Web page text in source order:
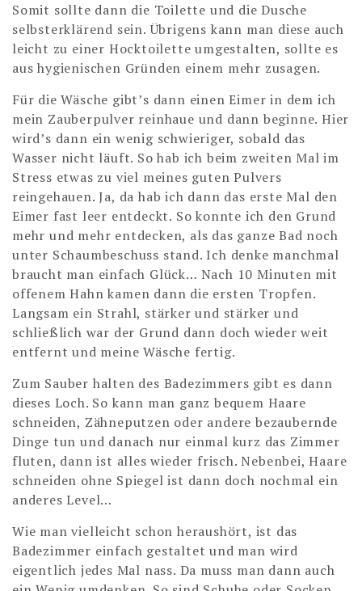
Somit sollte dann die Toilette und die Dusche
selbsterklärend sein. Übrigens kann man diese auch
leicht zu einer Hocktoilette umgestalten, sollte es
aus hygienischen Gründen einem mehr zusagen.
Für die Wäsche gibt’s dann einen Eimer in dem ich
mein Zauberpulver reinhaue und dann beginne. Hier
wird’s dann ein wenig schwieriger, sobald das
Wasser nicht läuft. So hab ich beim zweiten Mal im
Stress etwas zu viel meines guten Pulvers
reingehauen. Ja, da hab ich dann das erste Mal den
Eimer fast leer entdeckt. So konnte ich den Grund
mehr und mehr entdecken, als das ganze Bad noch
unter Schaumbeschuss stand. Ich denke manchmal
braucht man einfach Glück… Nach 10 Minuten mit
offenem Hahn kamen dann die ersten Tropfen.
Langsam ein Strahl, stärker und stärker und
schließlich war der Grund dann doch wieder weit
entfernt und meine Wäsche fertig.
Zum Sauber halten des Badezimmers gibt es dann
dieses Loch. So kann man ganz bequem Haare
schneiden, Zähneputzen oder andere bezaubernde
Dinge tun und danach nur einmal kurz das Zimmer
fluten, dann ist alles wieder frisch. Nebenbei, Haare
schneiden ohne Spiegel ist dann doch nochmal ein
anderes Level…
Wie man vielleicht schon heraushört, ist das
Badezimmer einfach gestaltet und man wird
eigentlich jedes Mal nass. Da muss man dann auch